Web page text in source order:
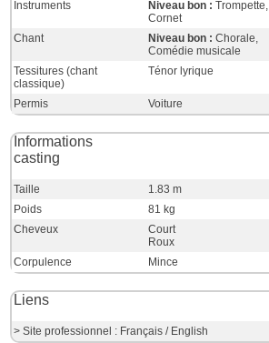
Instruments
Niveau bon : Trompette,
Cornet
Chant
Niveau bon : Chorale,
Comédie musicale
Tessitures (chant
classique)
Ténor lyrique
Permis Voiture
Informations
casting
Taille
1.83 m
Poids
81 kg
Cheveux
Court
Roux
Corpulence
Mince
Liens
> Site professionnel : Français / English